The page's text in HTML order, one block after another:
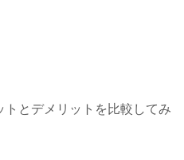
とデメリットを比較してみ